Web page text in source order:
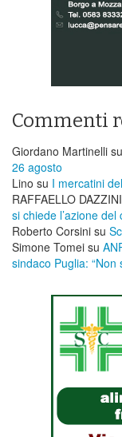
Commenti
Giordano Martinelli su
26 agosto
Lino su I mercatini
RAFFAELLO DAZZINI
si chiede l’azione del
Roberto Corsini su
Simone Tomei su
sindaco Puglia: “Non